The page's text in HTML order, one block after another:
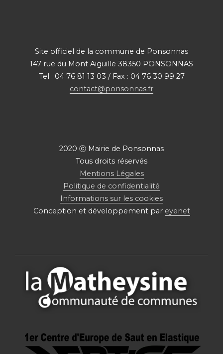
Site officiel de la commune de Ponsonnas
147 rue du Mont Aiguille 38350 PONSONNAS
Tel : 04 76 81 13 03 / Fax : 04 76 30 99 27
contact@ponsonnas.fr
2020 ⓒ Mairie de Ponsonnas
Tous droits réservés
Mentions Légales
Politique de confidentialité
Informations sur les cookies
Conception et développement par eyenet